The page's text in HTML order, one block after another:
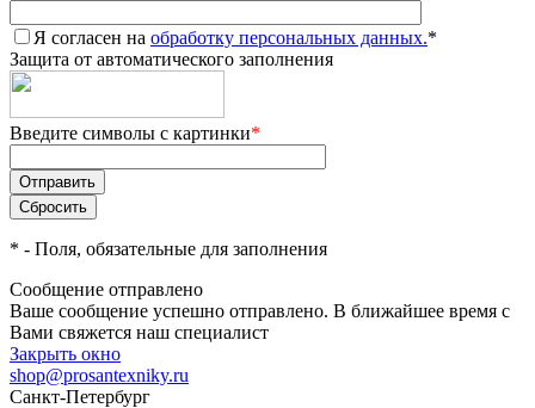
Я согласен на обработку персональных данных.*
Защита от автоматического заполнения
Введите символы с картинки*
* - Поля, обязательные для заполнения
Сообщение отправлено
Ваше сообщение успешно отправлено. В ближайшее время с
Вами свяжется наш специалист
Закрыть окно
shop@prosantexniky.ru
Санкт-Петербург